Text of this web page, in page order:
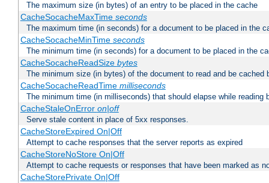
The maximum size (in bytes) of an entry to be placed in the cache
CacheSocacheMaxTime seconds
The maximum time (in seconds) for a document to be placed in the
CacheSocacheMinTime seconds
The minimum time (in seconds) for a document to be placed in the
CacheSocacheReadSize bytes
The minimum size (in bytes) of the document to read and be cached
CacheSocacheReadTime milliseconds
The minimum time (in milliseconds) that should elapse while reading
CacheStaleOnError on|off
Serve stale content in place of 5xx responses.
CacheStoreExpired On|Off
Attempt to cache responses that the server reports as expired
CacheStoreNoStore On|Off
Attempt to cache requests or responses that have been marked as
CacheStorePrivate On|Off